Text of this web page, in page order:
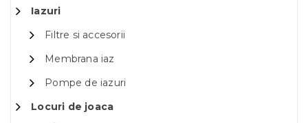
Iazuri
Filtre si accesorii
Membrana iaz
Pompe de iazuri
Locuri de joaca